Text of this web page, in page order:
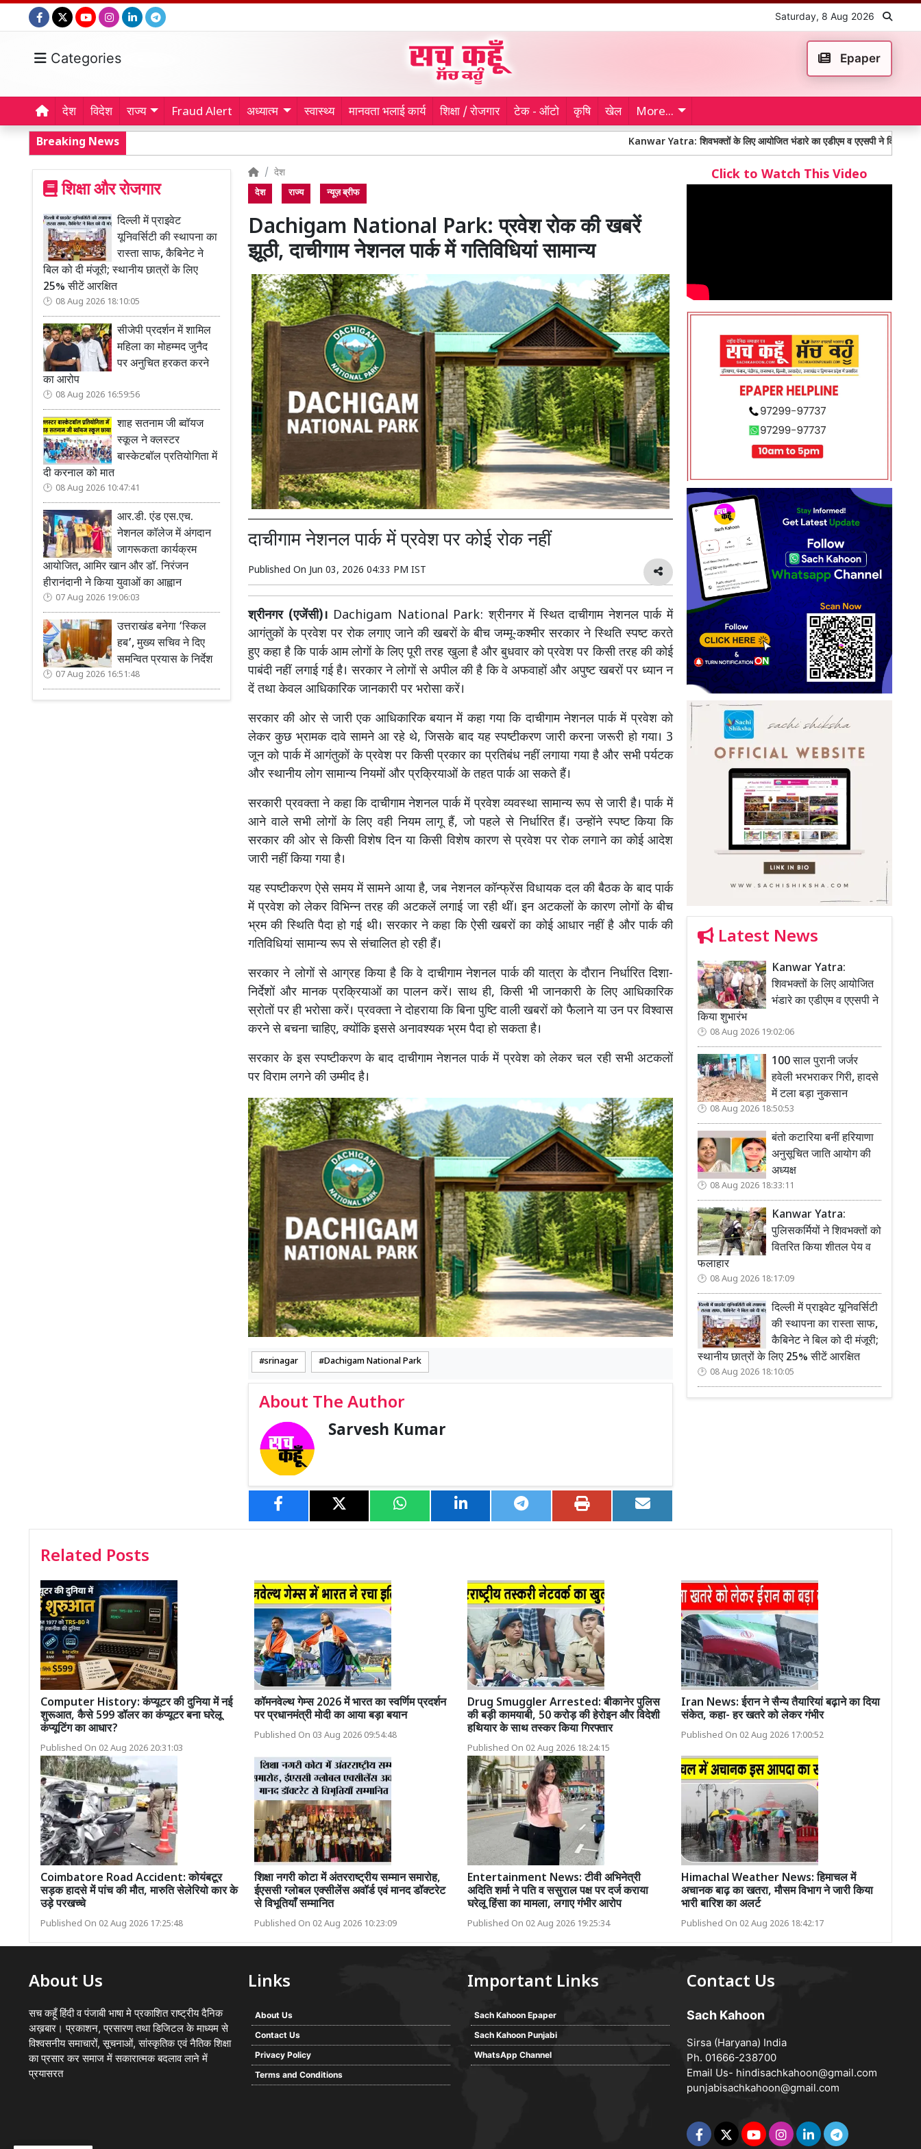
Saturday, 8 Aug 2026
Categories Epaper
देश विदेश राज्य Fraud Alert अध्यात्म स्वास्थ्य मानवता भलाई कार्य शिक्षा / रोजगार टेक - ऑटो कृषि खेल More...
Breaking News Kanwar Yatra: शिवभक्तों के लिए आयोजित भंडारे का एडीएम व एएसपी ने किया शुभारंभ
शिक्षा और रोजगार
दिल्ली में प्राइवेट
यूनिवर्सिटी की स्थापना का
रास्ता साफ, कैबिनेट ने
बिल को दी मंजूरी; स्थानीय छात्रों के लिए
25% सीटें आरक्षित
08 Aug 2026 18:10:05
सीजेपी प्रदर्शन में शामिल
महिला का मोहम्मद जुनैद
पर अनुचित हरकत करने
का आरोप
08 Aug 2026 16:59:56
शाह सतनाम जी ब्वॉयज
स्कूल ने क्लस्टर
बास्केटबॉल प्रतियोगिता में
दी करनाल को मात
08 Aug 2026 10:47:41
आर.डी. एंड एस.एच.
नेशनल कॉलेज में अंगदान
जागरूकता कार्यक्रम
आयोजित, आमिर खान और डॉ. निरंजन
हीरानंदानी ने किया युवाओं का आह्वान
07 Aug 2026 19:06:03
उत्तराखंड बनेगा ‘स्किल
हब’, मुख्य सचिव ने दिए
समन्वित प्रयास के निर्देश
07 Aug 2026 16:51:48
देश
देश राज्य न्यूज़ ब्रीफ
Dachigam National Park: प्रवेश रोक की खबरें
झूठी, दाचीगाम नेशनल पार्क में गतिविधियां सामान्य
दाचीगाम नेशनल पार्क में प्रवेश पर कोई रोक नहीं
Published On Jun 03, 2026 04:33 PM IST
श्रीनगर (एजेंसी)। Dachigam National Park: श्रीनगर में स्थित दाचीगाम नेशनल पार्क में
आगंतुकों के प्रवेश पर रोक लगाए जाने की खबरों के बीच जम्मू-कश्मीर सरकार ने स्थिति स्पष्ट करते
हुए कहा है कि पार्क आम लोगों के लिए पूरी तरह खुला है और बुधवार को प्रवेश पर किसी तरह की कोई
पाबंदी नहीं लगाई गई है। सरकार ने लोगों से अपील की है कि वे अफवाहों और अपुष्ट खबरों पर ध्यान न
दें तथा केवल आधिकारिक जानकारी पर भरोसा करें।
सरकार की ओर से जारी एक आधिकारिक बयान में कहा गया कि दाचीगाम नेशनल पार्क में प्रवेश को
लेकर कुछ भ्रामक दावे सामने आ रहे थे, जिसके बाद यह स्पष्टीकरण जारी करना जरूरी हो गया। 3
जून को पार्क में आगंतुकों के प्रवेश पर किसी प्रकार का प्रतिबंध नहीं लगाया गया है और सभी पर्यटक
और स्थानीय लोग सामान्य नियमों और प्रक्रियाओं के तहत पार्क आ सकते हैं।
सरकारी प्रवक्ता ने कहा कि दाचीगाम नेशनल पार्क में प्रवेश व्यवस्था सामान्य रूप से जारी है। पार्क में
आने वाले सभी लोगों के लिए वही नियम लागू हैं, जो पहले से निर्धारित हैं। उन्होंने स्पष्ट किया कि
सरकार की ओर से किसी विशेष दिन या किसी विशेष कारण से प्रवेश पर रोक लगाने का कोई आदेश
जारी नहीं किया गया है।
यह स्पष्टीकरण ऐसे समय में सामने आया है, जब नेशनल कॉन्फ्रेंस विधायक दल की बैठक के बाद पार्क
में प्रवेश को लेकर विभिन्न तरह की अटकलें लगाई जा रही थीं। इन अटकलों के कारण लोगों के बीच
भ्रम की स्थिति पैदा हो गई थी। सरकार ने कहा कि ऐसी खबरों का कोई आधार नहीं है और पार्क की
गतिविधियां सामान्य रूप से संचालित हो रही हैं।
सरकार ने लोगों से आग्रह किया है कि वे दाचीगाम नेशनल पार्क की यात्रा के दौरान निर्धारित दिशा-
निर्देशों और मानक प्रक्रियाओं का पालन करें। साथ ही, किसी भी जानकारी के लिए आधिकारिक
स्रोतों पर ही भरोसा करें। प्रवक्ता ने दोहराया कि बिना पुष्टि वाली खबरों को फैलाने या उन पर विश्वास
करने से बचना चाहिए, क्योंकि इससे अनावश्यक भ्रम पैदा हो सकता है।
सरकार के इस स्पष्टीकरण के बाद दाचीगाम नेशनल पार्क में प्रवेश को लेकर चल रही सभी अटकलों
पर विराम लगने की उम्मीद है।
srinagar Dachigam National Park
About The Author
Sarvesh Kumar
Click to Watch This Video
Latest News
Kanwar Yatra:
शिवभक्तों के लिए आयोजित
भंडारे का एडीएम व एएसपी ने
किया शुभारंभ
08 Aug 2026 19:02:06
100 साल पुरानी जर्जर
हवेली भरभराकर गिरी, हादसे
में टला बड़ा नुकसान
08 Aug 2026 18:50:53
बंतो कटारिया बनीं हरियाणा
अनुसूचित जाति आयोग की
अध्यक्ष
08 Aug 2026 18:33:11
Kanwar Yatra:
पुलिसकर्मियों ने शिवभक्तों को
वितरित किया शीतल पेय व
फलाहार
08 Aug 2026 18:17:09
दिल्ली में प्राइवेट यूनिवर्सिटी
की स्थापना का रास्ता साफ,
कैबिनेट ने बिल को दी मंजूरी;
स्थानीय छात्रों के लिए 25% सीटें आरक्षित
08 Aug 2026 18:10:05
Related Posts
Computer History: कंप्यूटर की दुनिया में नई
शुरूआत, कैसे 599 डॉलर का कंप्यूटर बना घरेलू
कंप्यूटिंग का आधार?
Published On 02 Aug 2026 20:31:03
कॉमनवेल्थ गेम्स 2026 में भारत का स्वर्णिम प्रदर्शन
पर प्रधानमंत्री मोदी का आया बड़ा बयान
Published On 03 Aug 2026 09:54:48
Drug Smuggler Arrested: बीकानेर पुलिस
की बड़ी कामयाबी, 50 करोड़ की हेरोइन और विदेशी
हथियार के साथ तस्कर किया गिरफ्तार
Published On 02 Aug 2026 18:24:15
Iran News: ईरान ने सैन्य तैयारियां बढ़ाने का दिया
संकेत, कहा- हर खतरे को लेकर गंभीर
Published On 02 Aug 2026 17:00:52
Coimbatore Road Accident: कोयंबटूर
सड़क हादसे में पांच की मौत, मारुति सेलेरियो कार के
उड़े परखच्चे
Published On 02 Aug 2026 17:25:48
शिक्षा नगरी कोटा में अंतरराष्ट्रीय सम्मान समारोह,
ईएससी ग्लोबल एक्सीलेंस अवॉर्ड एवं मानद डॉक्टरेट
से विभूतियाँ सम्मानित
Published On 02 Aug 2026 10:23:09
Entertainment News: टीवी अभिनेत्री
अदिति शर्मा ने पति व ससुराल पक्ष पर दर्ज कराया
घरेलू हिंसा का मामला, लगाए गंभीर आरोप
Published On 02 Aug 2026 19:25:34
Himachal Weather News: हिमाचल में
अचानक बाढ़ का खतरा, मौसम विभाग ने जारी किया
भारी बारिश का अलर्ट
Published On 02 Aug 2026 18:42:17
About Us
सच कहूँ हिंदी व पंजाबी भाषा मे प्रकाशित राष्ट्रीय दैनिक
अख़बार। प्रकाशन, प्रसारण तथा डिजिटल के माध्यम से
विश्वसनीय समाचारों, सूचनाओं, सांस्कृतिक एवं नैतिक शिक्षा
का प्रसार कर समाज में सकारात्मक बदलाव लाने में
प्रयासरत
Links
About Us
Contact Us
Privacy Policy
Terms and Conditions
Important Links
Sach Kahoon Epaper
Sach Kahoon Punjabi
WhatsApp Channel
Contact Us
Sach Kahoon
Sirsa (Haryana) India
Ph. 01666-238700
Email Us- hindisachkahoon@gmail.com
punjabisachkahoon@gmail.com